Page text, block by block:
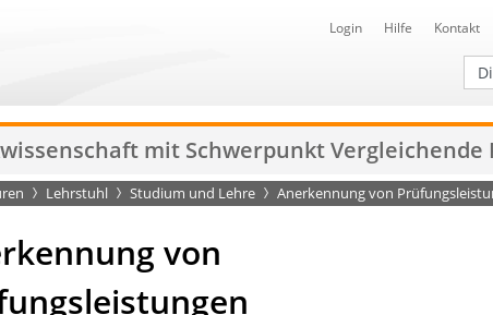
Login Hilfe Kontakt
mit Schwerpunkt Vergleichende
Lehrstuhl Studium und Lehre Anerkennung von
von